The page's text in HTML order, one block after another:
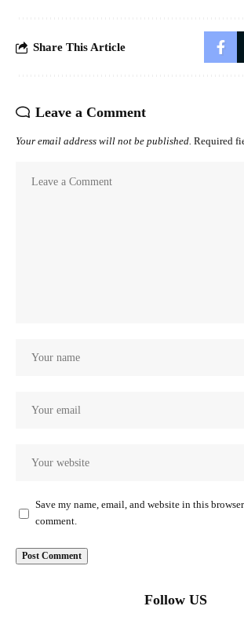
Share This Article
Leave a Comment
Your email address will not be published. Required
Save my name, email, and website in this
comment.
Follow US